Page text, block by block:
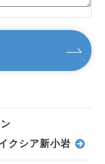
クシア新小岩